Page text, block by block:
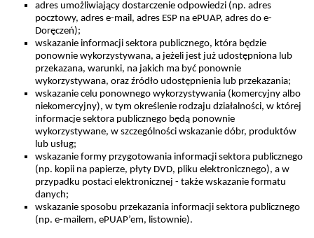
adres umożliwiający dostarczenie odpowiedzi (np. adres
pocztowy, adres e-mail, adres ESP na ePUAP, adres do e-
Doręczeń);
wskazanie informacji sektora publicznego, która będzie
ponownie wykorzystywana, a jeżeli jest już udostępniona lub
przekazana, warunki, na jakich ma być ponownie
wykorzystywana, oraz źródło udostępnienia lub przekazania;
wskazanie celu ponownego wykorzystywania (komercyjny albo
niekomercyjny), w tym określenie rodzaju działalności, w której
informacje sektora publicznego będą ponownie
wykorzystywane, w szczególności wskazanie dóbr, produktów
lub usług;
wskazanie formy przygotowania informacji sektora publicznego
(np. kopii na papierze, płyty DVD, pliku elektronicznego), a w
przypadku postaci elektronicznej - także wskazanie formatu
danych;
wskazanie sposobu przekazania informacji sektora publicznego
(np. e-mailem, ePUAP’em, listownie).